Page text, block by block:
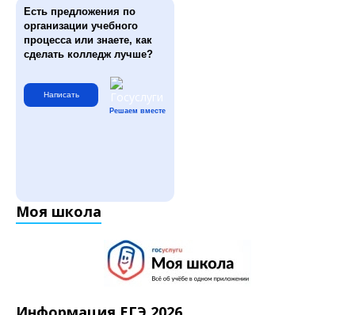
Есть предложения по
организации учебного
процесса или знаете, как
сделать колледж лучше?
Написать
Решаем вместе
Моя школа